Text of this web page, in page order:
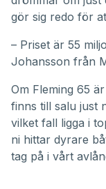
gör sig redo för
– Priset är 55
Johansson från
Om Fleming 65
finns till salu just
vilket fall ligga i
ni hittar dyrare
tag på i vårt